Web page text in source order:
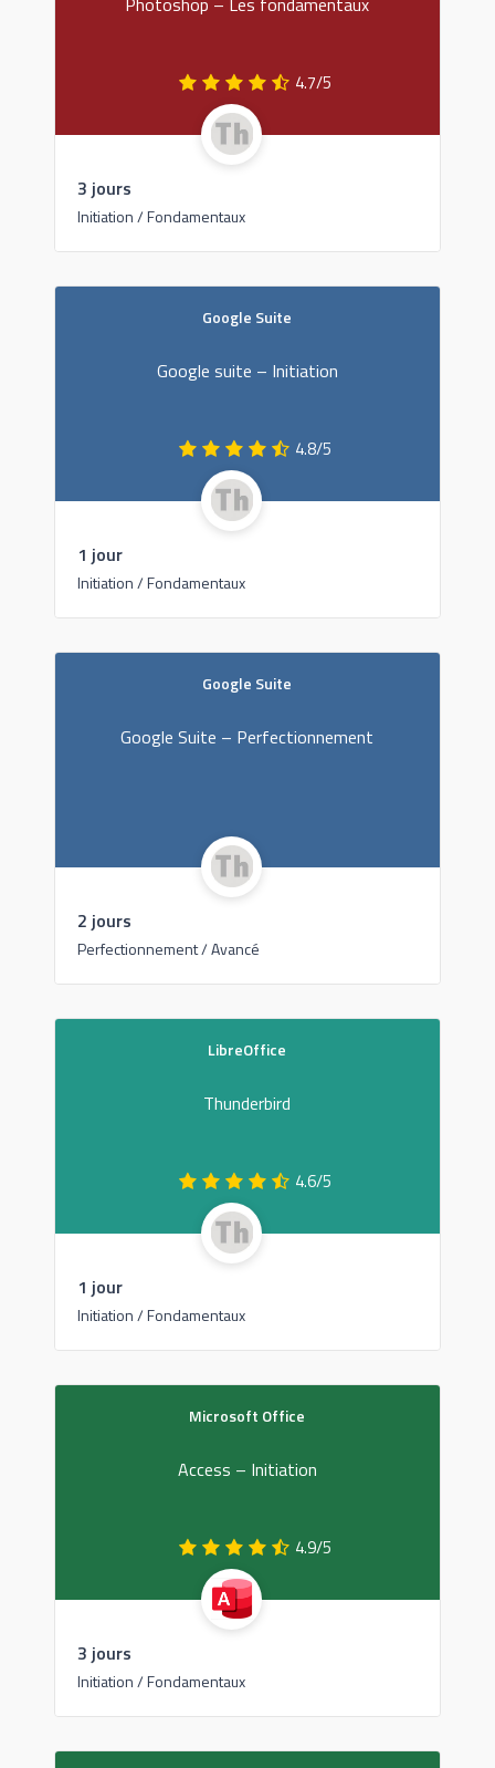
4.7/5
3 jours
Initiation / Fondamentaux
Google Suite
Google suite – Initiation
4.8/5
1 jour
Initiation / Fondamentaux
Google Suite
Google Suite – Perfectionnement
2 jours
Perfectionnement / Avancé
LibreOffice
Thunderbird
4.6/5
1 jour
Initiation / Fondamentaux
Microsoft Office
Access – Initiation
4.9/5
3 jours
Initiation / Fondamentaux